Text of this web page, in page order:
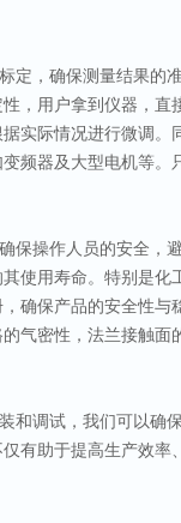
定，确保测量结果的准
，用户拿到仪器，直
实际情况进行微调。
频器及大型电机等。
保操作人员的安全，
使用寿命。 特别是化
确保产品的安全性与
气密性，法兰接触面
和调试，我们可以确
有助于提高生产效率